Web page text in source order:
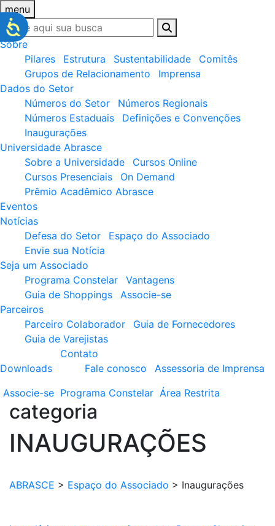
menu
Sobre
Pilares
Estrutura Sustentabilidade
Comitês
Grupos de Relacionamento
Imprensa
Dados do Setor
Números do Setor
Números Regionais
Números Estaduais
Definições e Convenções
Inaugurações
Universidade Abrasce
Sobre a Universidade
Cursos Online
Cursos Presenciais
On Demand
Prêmio Acadêmico Abrasce
Eventos
Notícias
Defesa do Setor
Espaço do Associado
Envie sua Notícia
Seja um Associado
Programa Constelar
Vantagens
Guia de Shoppings
Associe-se
Parceiros
Parceiro Colaborador
Guia de Fornecedores
Guia de Varejistas
Downloads
Contato
Fale conosco
Assessoria de Imprensa
Associe-se Programa Constelar Área Restrita
categoria
INAUGURAÇÕES
ABRASCE > Espaço do Associado > Inaugurações